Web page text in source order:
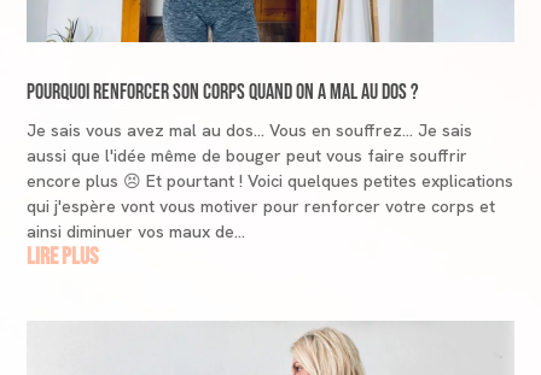
Pourquoi renforcer son corps quand on a mal au dos ?
Je sais vous avez mal au dos... Vous en souffrez... Je sais
aussi que l'idée même de bouger peut vous faire souffrir
encore plus 😣 Et pourtant ! Voici quelques petites explications
qui j'espère vont vous motiver pour renforcer votre corps et
ainsi diminuer vos maux de...
lire plus